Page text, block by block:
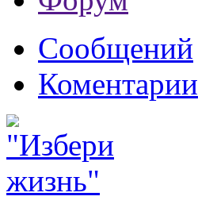
Сообщений
Коментарии